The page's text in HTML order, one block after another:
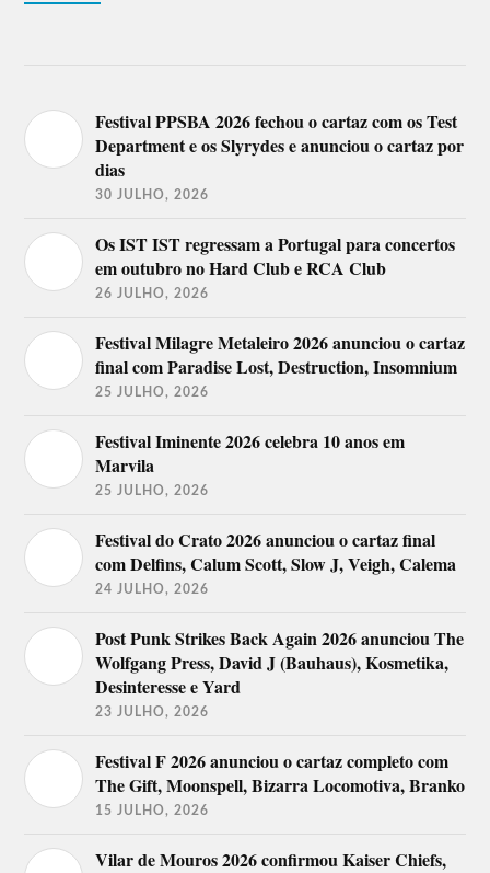
Festival PPSBA 2026 fechou o cartaz com os Test
Department e os Slyrydes e anunciou o cartaz por
dias
30 JULHO, 2026
Os IST IST regressam a Portugal para concertos
em outubro no Hard Club e RCA Club
26 JULHO, 2026
Festival Milagre Metaleiro 2026 anunciou o cartaz
final com Paradise Lost, Destruction, Insomnium
25 JULHO, 2026
Festival Iminente 2026 celebra 10 anos em
Marvila
25 JULHO, 2026
Festival do Crato 2026 anunciou o cartaz final
com Delfins, Calum Scott, Slow J, Veigh, Calema
24 JULHO, 2026
Post Punk Strikes Back Again 2026 anunciou The
Wolfgang Press, David J (Bauhaus), Kosmetika,
Desinteresse e Yard
23 JULHO, 2026
Festival F 2026 anunciou o cartaz completo com
The Gift, Moonspell, Bizarra Locomotiva, Branko
15 JULHO, 2026
Vilar de Mouros 2026 confirmou Kaiser Chiefs,